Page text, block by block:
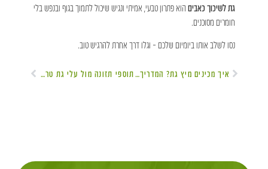
גת לשיכוך כאביםהוא פתרון טבעי, אמיתי ונגיש שיכול לתמוך בגוף ובנפש בלי
חומרים מסוכנים.
נסו לשלב אותו ביומיום שלכם – וגלו דרך אחרת להרגיש טוב.
איך מכינים מיץ גת? המדריך המלא | גת עקיבא תוספי תזונה מול עלי גת טריים – הבחירה הבריאה באמת